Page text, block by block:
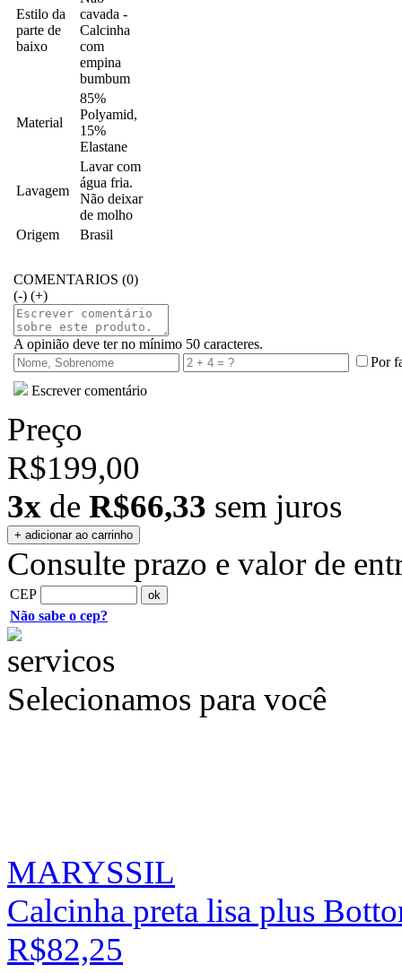
Estilo da
parte de
baixo
cavada -
Calcinha
com
empina
bumbum
Material
85%
Polyamid,
15%
Elastane
Lavagem
Lavar com
água fria.
Não deixar
de molho
Origem
Brasil
COMENTARIOS (0)
(-) (+)
A opinião deve ter no mínimo 50 caracteres.
Por
Escrever comentário
Preço
R$199,00
3x de R$66,33 sem juros
Consulte prazo e valor de
CEP
Não sabe o cep?
Selecionamos para você
MARYSSIL
Calcinha preta lisa plus
R$82,25